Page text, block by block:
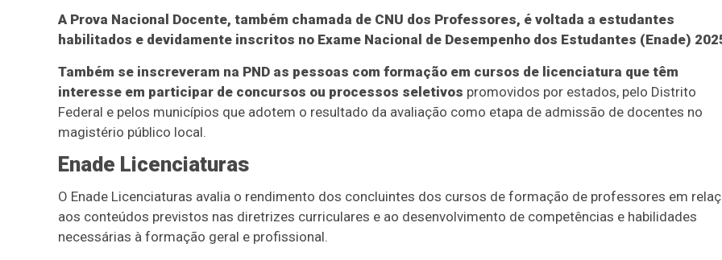
A Prova Nacional Docente, também chamada de CNU dos Professores, é voltada a estudantes
habilitados e devidamente inscritos no Exame Nacional de Desempenho dos Estudantes (Enade)
Também se inscreveram na PND as pessoas com formação em cursos de licenciatura que têm
interesse em participar de concursos ou processos seletivos promovidos por estados, pelo Distrito
Federal e pelos municípios que adotem o resultado da avaliação como etapa de admissão de docentes no
magistério público local.
Enade Licenciaturas
O Enade Licenciaturas avalia o rendimento dos concluintes dos cursos de formação de professores em
aos conteúdos previstos nas diretrizes curriculares e ao desenvolvimento de competências e habilidades
necessárias à formação geral e profissional.